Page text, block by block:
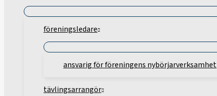
föreningsledare
ansvarig för föreningens nybörjarverksamhet
tävlingsarrangör